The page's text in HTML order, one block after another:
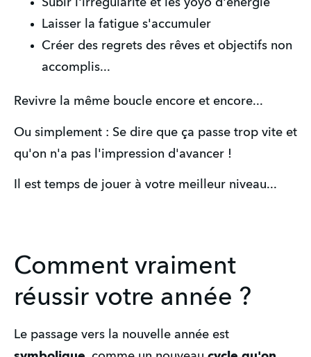
Subir l'irrégularité et les yoyo d'énergie
Laisser la fatigue s'accumuler
Créer des regrets des rêves et objectifs non
accomplis...
Revivre la même boucle encore et encore...
Ou simplement : Se dire que ça passe trop vite et
qu'on n'a pas l'impression d'avancer !
Il est temps de jouer à votre meilleur niveau...
Comment vraiment
réussir votre année ?